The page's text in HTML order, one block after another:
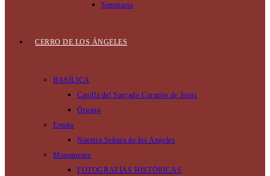
Seminario
CERRO DE LOS ÁNGELES
BASÍLICA
Capilla del Sagrado Corazón de Jesús
Órgano
Ermita
Nuestra Señora de los Angeles
Monumento
FOTOGRAFÍAS HISTÓRICAS